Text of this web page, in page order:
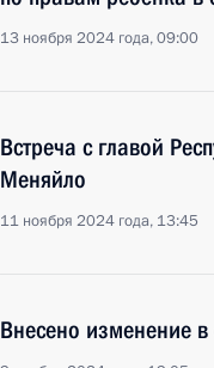
13 ноября 2024 года, 09:00
Встреча с главой
Меняйло
11 ноября 2024 года, 13:45
Внесено изменение